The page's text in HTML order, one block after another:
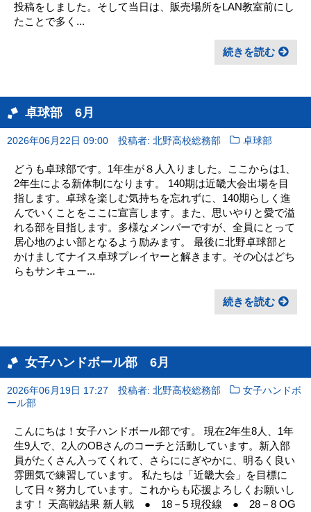
投稿をしました。そして当日は、販売場所をLAN教室前にし
たことで多く...
続きを読む
卓球部 6月
2026年06月22日 09:00 投稿者: 北野高校総務部 卓球部
どうも卓球部です。1年生が８人入りました。ここからは1、
2年生による新体制になります。 140期は近畿大会出場を目
指します。卓球を楽しむ気持ちを忘れずに、140期らしく進
んでいくことをここに宣言します。また、思いやりと愛で溢
れる部を目指します。多様なメンバーですが、全員にとって
居心地のよい部となるよう励みます。 最後に北野卓球部と
かけましてナイス卓球プレイヤーと解きます。その心はどち
らもサンキュー...
続きを読む
女子ハンドボール部 6月
2026年06月19日 17:27 投稿者: 北野高校総務部
女子ハンドボ
ール部
こんにちは！女子ハンドボール部です。 現在2年生8人、1年
生9人で、2人のOBさんのコーチと活動しています。新入部
員がたくさん入ってくれて、さらににぎやかに、明るく良い
雰囲気で練習しています。 私たちは「近畿大会」を目標に
して日々努力しています。これからも応援よろしくお願いし
ます！ 天高戦結果 新人戦 ● 18－5 現役線 ● 28－8 OG